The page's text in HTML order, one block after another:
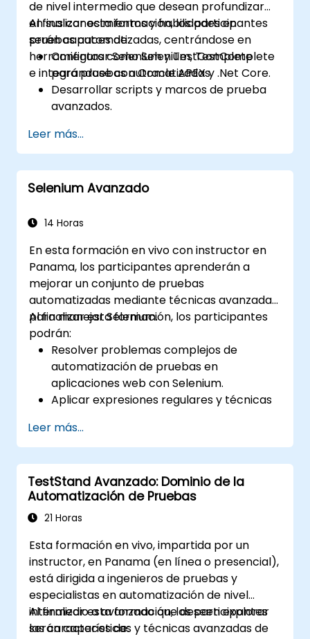
de nivel intermedio que desean profundizar
en sus conocimientos y habilidades en
pruebas automatizadas, centrándose en
herramientas como Selenium, TestComplete
e integrándose con Oracle APEX y .Net Core.
Al finalizar esta formación, los participantes
serán capaces de:
Configurar Selenium y TestComplete
para pruebas automatizadas.
Desarrollar scripts y marcos de prueba
avanzados.
aplicaciones Oracle APEX y .Net Core.
Aplicar técnicas de aprendizaje
automático para mejorar la
automatización de las pruebas.
manuales a las automatizadas.
externalizadas y mantener los
estándares de calidad.
Leer más...
Selenium Avanzado
14 Horas
En esta formación en vivo con instructor en
Panama, los participantes aprenderán a
mejorar un conjunto de pruebas
automatizadas mediante técnicas avanzadas
para manejar Selenium.
Al finalizar esta formación, los participantes
podrán:
Resolver problemas complejos de
automatización de pruebas en
aplicaciones web con Selenium.
Aplicar expresiones regulares y técnicas
Gestionar excepciones que detienen la
ejecución de las pruebas.
Buscar objetos web de forma
programática.
Capturar datos dinámicamente desde
controles web.
basadas en datos.
Distribuir las pruebas mediante Selenium
Grid.
Leer más...
TestStand Avanzado: Dominio de la
Automatización de Pruebas
21 Horas
Esta formación en vivo, impartida por un
instructor, en Panama (en línea o presencial),
está dirigida a ingenieros de pruebas y
especialistas en automatización de nivel
intermedio a avanzado que deseen explorar
las características y técnicas avanzadas de
Al finalizar esta formación, los participantes
serán capaces de: